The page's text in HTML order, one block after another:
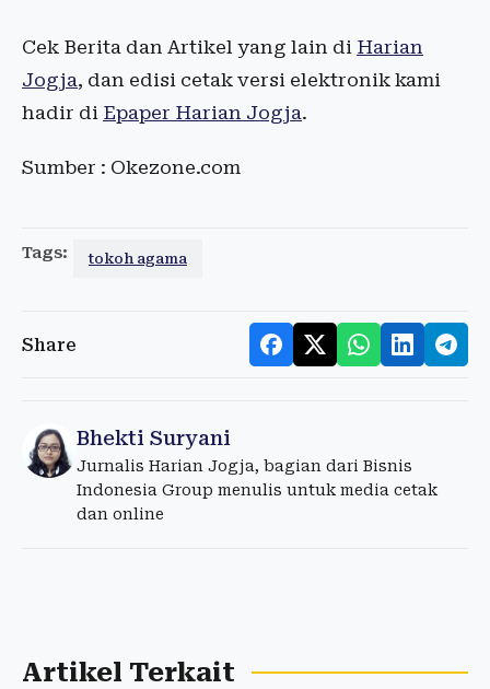
Cek Berita dan Artikel yang lain di Harian
Jogja, dan edisi cetak versi elektronik kami
hadir di Epaper Harian Jogja.
Sumber : Okezone.com
Tags: tokoh agama
Share
Bhekti Suryani
Jurnalis Harian Jogja, bagian dari Bisnis
Indonesia Group menulis untuk media cetak
dan online
Artikel Terkait